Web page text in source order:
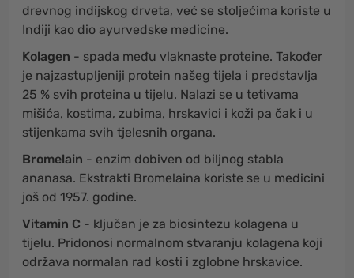
drevnog indijskog drveta, već se stoljećima koriste u
Indiji kao dio ayurvedske medicine.
Kolagen - spada među vlaknaste proteine. Također
je najzastupljeniji protein našeg tijela i predstavlja
25 % svih proteina u tijelu. Nalazi se u tetivama
mišića, kostima, zubima, hrskavici i koži pa čak i u
stijenkama svih tjelesnih organa.
Bromelain - enzim dobiven od biljnog stabla
ananasa. Ekstrakti Bromelaina koriste se u medicini
još od 1957. godine.
Vitamin C - ključan je za biosintezu kolagena u
tijelu. Pridonosi normalnom stvaranju kolagena koji
održava normalan rad kosti i zglobne hrskavice.